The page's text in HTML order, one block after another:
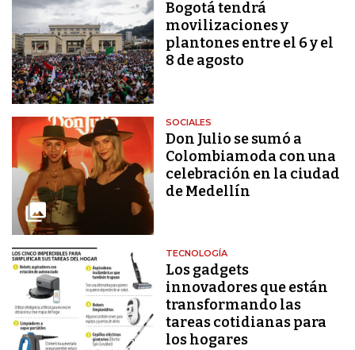
Bogotá tendrá
movilizaciones y
plantones entre el 6 y el
8 de agosto
SOCIALES
Don Julio se sumó a
Colombiamoda con una
celebración en la ciudad
de Medellín
TECNOLOGÍA
Los gadgets
innovadores que están
transformando las
tareas cotidianas para
los hogares